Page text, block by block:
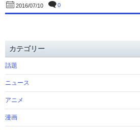
2016/07/10 0
カテゴリー
話題
ニュース
アニメ
漫画